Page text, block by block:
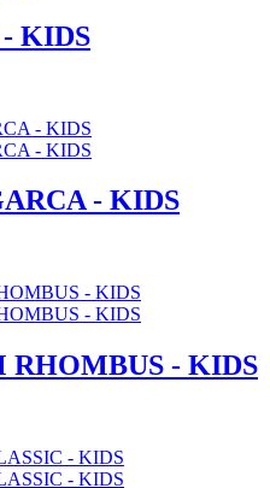
KIDS
- KIDS
- KIDS